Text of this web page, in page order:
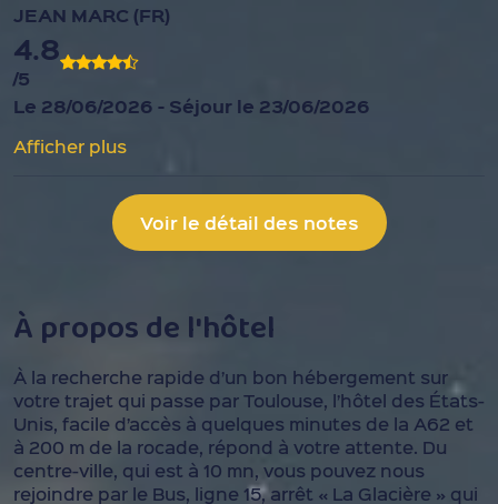
JEAN MARC (FR)
4.8
/5
Le 28/06/2026 - Séjour le 23/06/2026
Afficher plus
Voir le détail des notes
À propos de l'hôtel
À la recherche rapide d’un bon hébergement sur
votre trajet qui passe par Toulouse, l’hôtel des États-
Unis, facile d’accès à quelques minutes de la A62 et
à 200 m de la rocade, répond à votre attente. Du
centre-ville, qui est à 10 mn, vous pouvez nous
rejoindre par le Bus, ligne 15, arrêt « La Glacière » qui